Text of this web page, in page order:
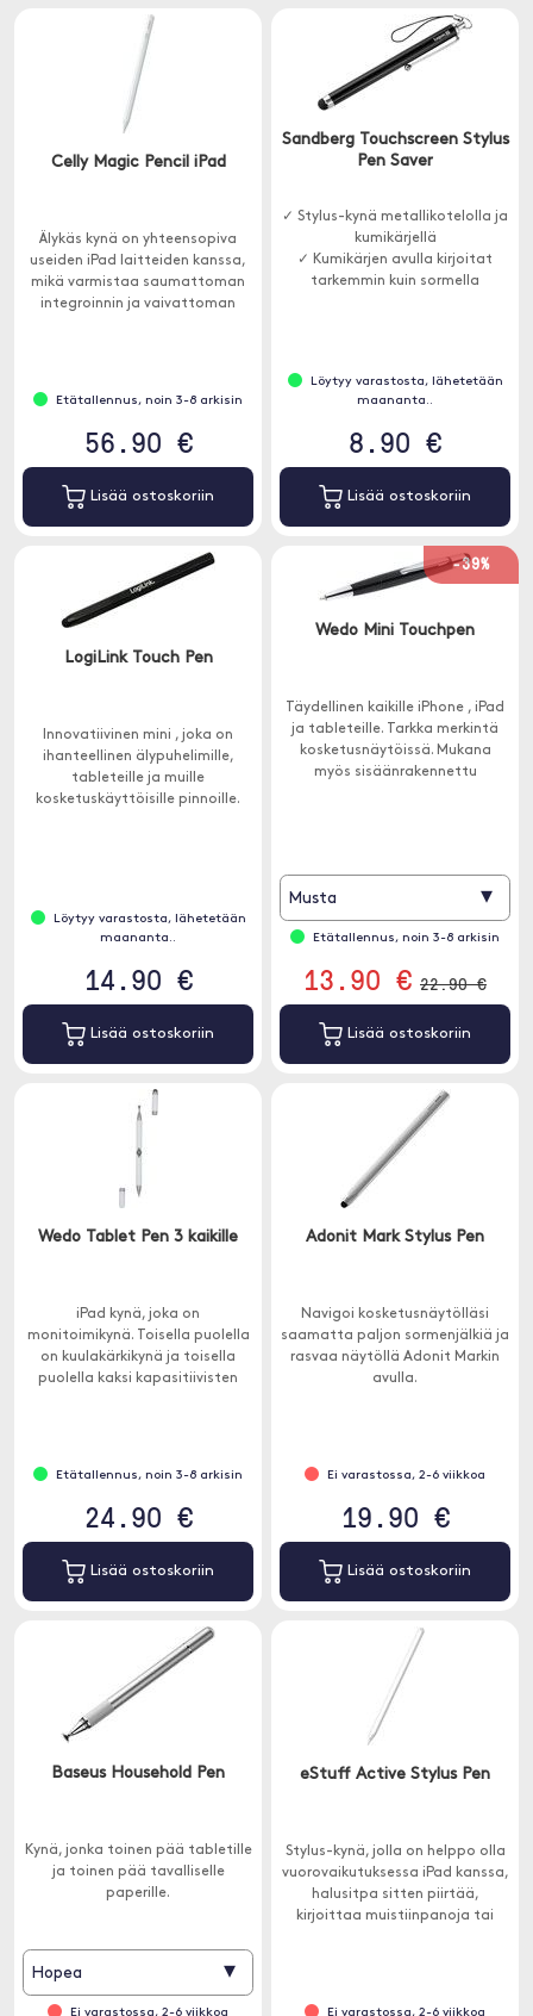
Celly Magic Pencil iPad
Älykäs kynä on yhteensopiva
useiden iPad laitteiden kanssa,
mikä varmistaa saumattoman
integroinnin ja vaivattoman
Etätallennus, noin 3-8 arkisin
56.90 €
Lisää ostoskoriin
Sandberg Touchscreen Stylus
Pen Saver
✓ Stylus-kynä metallikotelolla ja
kumikärjellä
✓ Kumikärjen avulla kirjoitat
tarkemmin kuin sormella
Löytyy varastosta, lähetetään
maananta..
8.90 €
Lisää ostoskoriin
LogiLink Touch Pen
Innovatiivinen mini , joka on
ihanteellinen älypuhelimille,
tableteille ja muille
kosketuskäyttöisille pinnoille.
Löytyy varastosta, lähetetään
maananta..
14.90 €
Lisää ostoskoriin
-39%
Wedo Mini Touchpen
Täydellinen kaikille iPhone , iPad
ja tableteille. Tarkka merkintä
kosketusnäytöissä. Mukana
myös sisäänrakennettu
Musta ▾
Etätallennus, noin 3-8 arkisin
13.90 € 22.90 €
Lisää ostoskoriin
Wedo Tablet Pen 3 kaikille
iPad kynä, joka on
monitoimikynä. Toisella puolella
on kuulakärkikynä ja toisella
puolella kaksi kapasitiivisten
Etätallennus, noin 3-8 arkisin
24.90 €
Lisää ostoskoriin
Adonit Mark Stylus Pen
Navigoi kosketusnäytölläsi
saamatta paljon sormenjälkiä ja
rasvaa näytöllä Adonit Markin
avulla.
Ei varastossa, 2-6 viikkoa
19.90 €
Lisää ostoskoriin
Baseus Household Pen
Kynä, jonka toinen pää tabletille
ja toinen pää tavalliselle
paperille.
Hopea ▾
Ei varastossa, 2-6 viikkoa
eStuff Active Stylus Pen
Stylus-kynä, jolla on helppo olla
vuorovaikutuksessa iPad kanssa,
halusitpa sitten piirtää,
kirjoittaa muistiinpanoja tai
Ei varastossa, 2-6 viikkoa